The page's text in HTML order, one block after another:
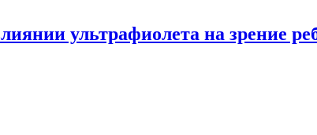
ультрафиолета на зрение